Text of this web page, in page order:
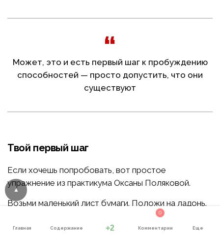
Может, это и есть первый шаг к пробуждению
способностей — просто допустить, что они
существуют
Твой первый шаг
Если хочешь попробовать, вот простое
упражнение из практикума Оксаны Поляковой.
Возьми маленький лист бумаги. Положи на ладонь.
Закрой глаза, сделай несколько глубоких вдохов.
Представь, что твой ум и этот лист — одно целое.
Главная Содержание +2 Комментарии
0
Еще